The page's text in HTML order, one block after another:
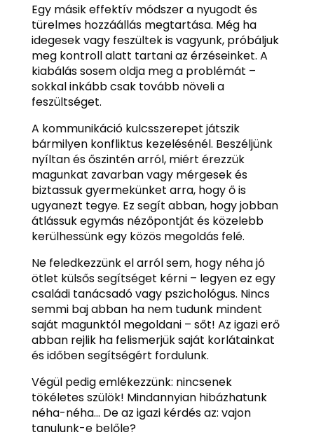
Egy másik effektív módszer a nyugodt és
türelmes hozzáállás megtartása. Még ha
idegesek vagy feszültek is vagyunk, próbáljuk
meg kontroll alatt tartani az érzéseinket. A
kiabálás sosem oldja meg a problémát –
sokkal inkább csak tovább növeli a
feszültséget.
A kommunikáció kulcsszerepet játszik
bármilyen konfliktus kezelésénél. Beszéljünk
nyíltan és őszintén arról, miért érezzük
magunkat zavarban vagy mérgesek és
biztassuk gyermekünket arra, hogy ő is
ugyanezt tegye. Ez segít abban, hogy jobban
átlássuk egymás nézőpontját és közelebb
kerülhessünk egy közös megoldás felé.
Ne feledkezzünk el arról sem, hogy néha jó
ötlet külsős segítséget kérni – legyen ez egy
családi tanácsadó vagy pszichológus. Nincs
semmi baj abban ha nem tudunk mindent
saját magunktól megoldani – sőt! Az igazi erő
abban rejlik ha felismerjük saját korlátainkat
és időben segítségért fordulunk.
Végül pedig emlékezzünk: nincsenek
tökéletes szülök! Mindannyian hibázhatunk
néha-néha… De az igazi kérdés az: vajon
tanulunk-e belőle?